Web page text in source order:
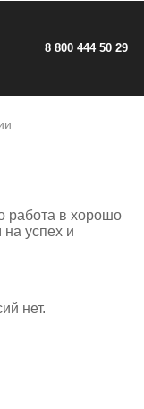
8 800 444 50 29
в хорошо
успех и
нет.